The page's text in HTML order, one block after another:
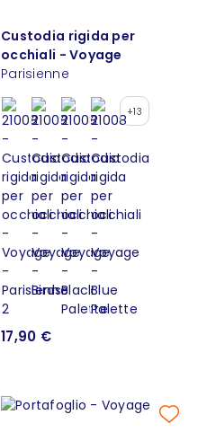
Custodia rigida per
occhiali - Voyage
Parisienne
+13
17,90 €